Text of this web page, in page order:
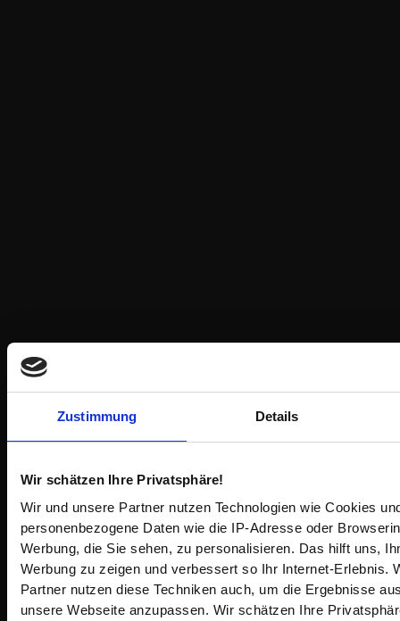
Zustimmung Details
Wir schätzen Ihre Privatsphäre!
Wir und unsere Partner nutzen Technologien wie Cookies
personenbezogene Daten wie die IP-Adresse oder
Werbung, die Sie sehen, zu personalisieren. Das hilft uns,
Werbung zu zeigen und verbessert so Ihr Internet-Erlebnis.
Partner nutzen diese Techniken auch, um die Ergebnisse
unsere Webseite anzupassen. Wir schätzen Ihre